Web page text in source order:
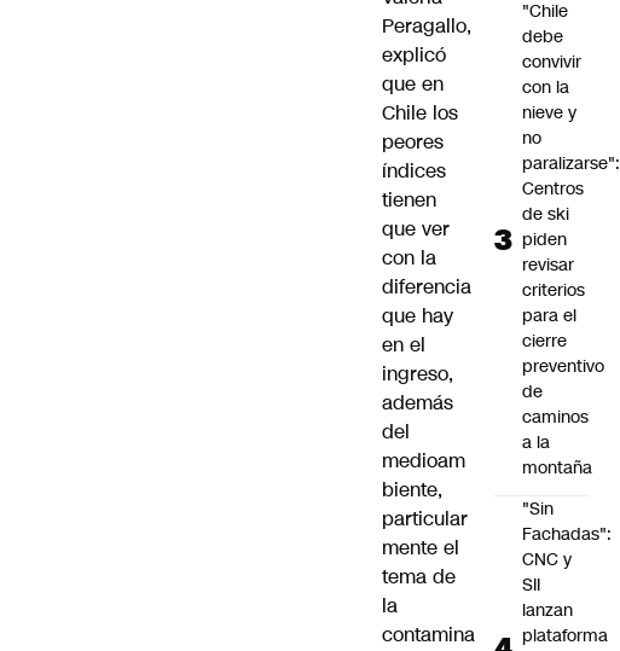
Peragallo,
explicó
que en
Chile los
peores
índices
tienen
que ver
con la
diferencia
que hay
en el
ingreso,
además
del
medioam
biente,
particular
mente el
tema de
la
contamina
"Chile
debe
convivir
con la
nieve y
no
paralizarse":
Centros
de ski
piden
revisar
criterios
para el
cierre
preventivo
de
caminos
a la
montaña
"Sin
Fachadas":
CNC y
SII
lanzan
plataforma